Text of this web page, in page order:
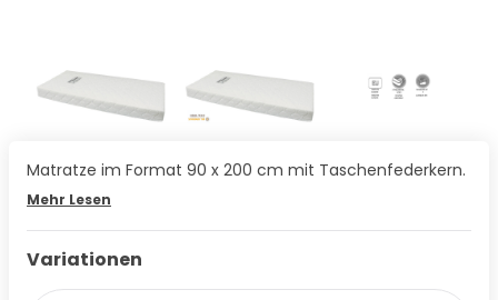
Matratze im Format 90 x 200 cm mit Taschenfederkern.
Mehr Lesen
Variationen